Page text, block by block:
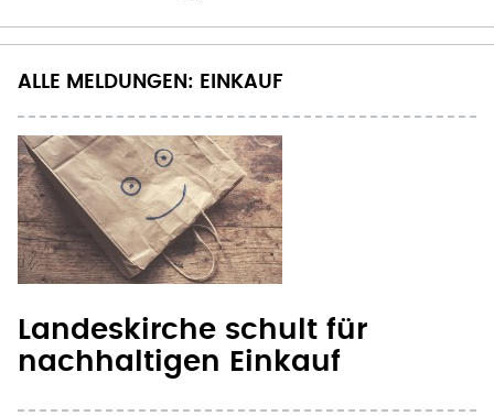
ALLE MELDUNGEN: EINKAUF
Landeskirche schult für
nachhaltigen Einkauf